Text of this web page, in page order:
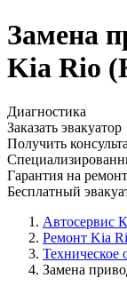
Замена
Kia Rio
Диагностика
Заказать эвакуатор
Получить
Гарантия на
Бесплатный
Автосервис
Ремонт Kia
Техническое
Замена